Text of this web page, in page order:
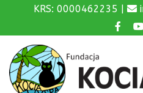
KRS: 0000462235 |